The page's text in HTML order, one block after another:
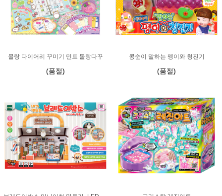
몰랑 다이어리 꾸미기 민트 몰랑다꾸
(품절)
콩순이 말하는 펭이와 청진기
(품절)